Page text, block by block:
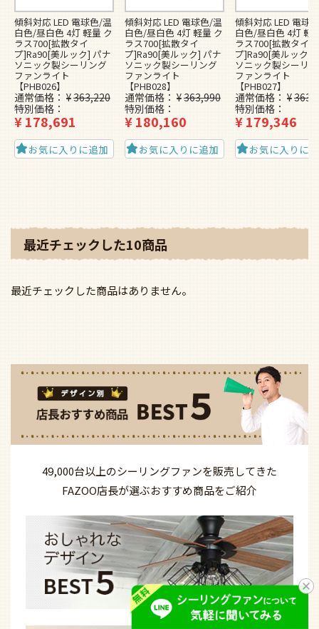
傾斜対応 LED 電球色/温
白色/昼白色 4灯 軽量 ク
ラス700[拡散タイ
プ]Ra90[美ルック] パナ
ソニック製シーリング
ファンライト
【PHB026】
通常価格 ¥363,220
特別価格
¥178,691
お気に入りに追加
傾斜対応 LED 電球色/温
白色/昼白色 4灯 軽量 ク
ラス700[拡散タイ
プ]Ra90[美ルック] パナ
ソニック製シーリング
ファンライト
【PHB028】
通常価格 ¥363,990
特別価格
¥180,160
お気に入りに追加
傾斜対応 LED 電球
白色/昼白色 4灯 軽
ラス700[拡散タイ
プ]Ra90[美ルック]
ソニック製シーリ
ファンライト
【PHB027】
通常価格 ¥
特別価格
¥179,346
お気に入りに
最近チェックした10商品
最近チェックした商品はありません。
49,000台以上のシーリングファンを販売してきた
FAZOO店長が選ぶおすすめ商品をご紹介